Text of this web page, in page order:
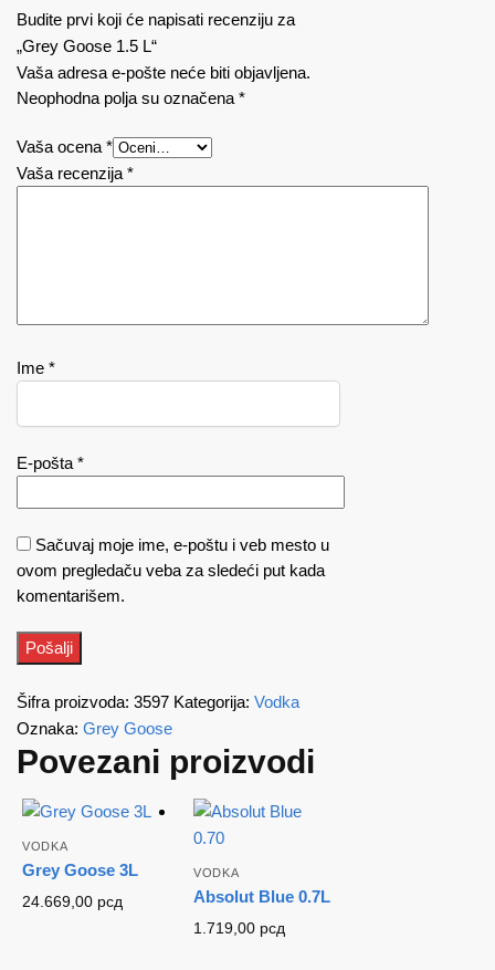
Budite prvi koji će napisati recenziju za
„Grey Goose 1.5 L“
Vaša adresa e-pošte neće biti objavljena.
Neophodna polja su označena *
Vaša ocena *
Vaša recenzija *
Ime *
E-pošta *
Sačuvaj moje ime, e-poštu i veb mesto u
ovom pregledaču veba za sledeći put kada
komentarišem.
Šifra proizvoda: 3597 Kategorija: Vodka
Oznaka: Grey Goose
Povezani proizvodi
VODKA
Grey Goose 3L
24.669,00 рсд
VODKA
Absolut Blue 0.7L
1.719,00 рсд